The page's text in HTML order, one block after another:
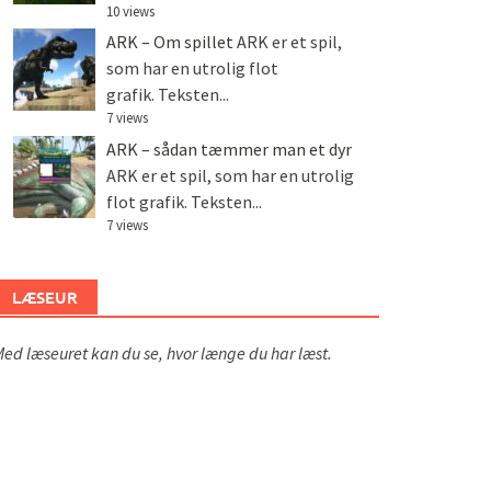
10 views
ARK – Om spilletARK er et spil,
som har en utrolig flot
grafik. Teksten...
7 views
ARK – sådan tæmmer man et dyr
ARK er et spil, som har en utrolig
flot grafik. Teksten...
7 views
LÆSEUR
læseuret kan du se, hvor længe du har læst.